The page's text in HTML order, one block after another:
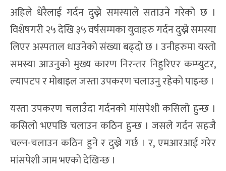
अहिले धेरैलाई गर्दन दुख्ने समस्याले सताउने गरेको छ ।
विशेषगरी २५ देखि ३५ वर्षसम्मका युवाहरु गर्दन दुख्ने समस्या
लिएर अस्पताल धाउनेको संख्या बढ्दो छ । उनीहरुमा यस्तो
समस्या आउनुको मुख्य कारण निरन्तर निहुरिएर कम्प्युटर,
ल्यापटप र मोबाइल जस्ता उपकरण चलाउनु रहेको पाइन्छ ।
यस्ता उपकरण चलाउँदा गर्दनको मांसपेशी कसिलो हुन्छ ।
कसिलो भएपछि चलाउन कठिन हुन्छ । जसले गर्दन सहजै
चल्न-चलाउन कठिन हुने र दुख्ने गर्छ । र, एमआरआई गरेर
मांसपेशी जाम भएको देखिन्छ ।